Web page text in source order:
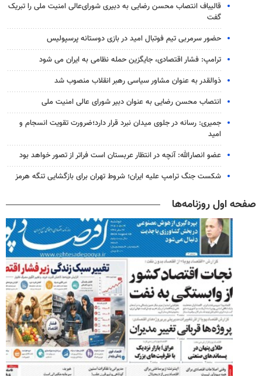
قالیباف انتصاب محسن رضایی به دبیری شورای‌عالی امنیت ملی را تبریک
گفت
حضور سرمربی تیم فوتبال امید در بازی دوستانه پرسپولیس
ترامپ: فشار اقتصادی، جایگزین حمله نظامی به ایران می شود
ذوالقدر به عنوان مشاور سیاسی رهبر انقلاب منصوب شد
انتصاب محسن رضایی به عنوان دبیر شورای عالی امنیت ملی
جمیری: رسانه‌ در جلوی میدان نبرد قرار دارد؛ضرورت تقویت انسجام و
امید
عضو انصارالله: آنچه در انتظار عربستان است فراتر از تصور خواهد بود
شکست جنگ ترامپ علیه ایران؛ شروط تهران برای بازگشایی تنگه هرمز
صفحه اول روزنامه‌ها